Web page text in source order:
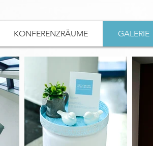
KONFERENZRÄUME GALERIE